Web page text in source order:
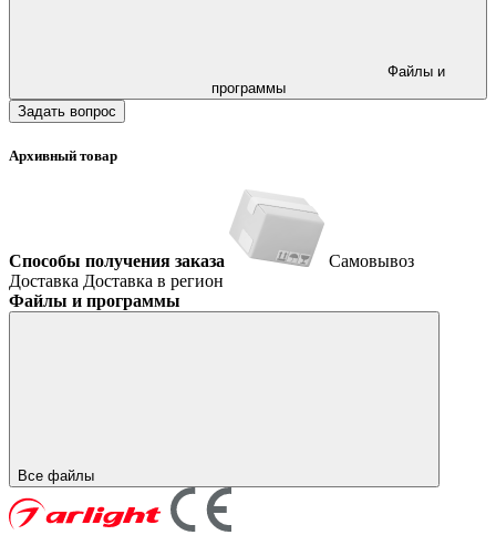
программы
Задать вопрос
Архивный товар
Способы получения заказа
Самовывоз
Доставка Доставка в регион
Файлы и программы
Все файлы